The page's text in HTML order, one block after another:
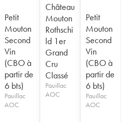
Petit
Mouton
Second
Vin
(CBO à
partir de
6 bts)
Pauillac
AOC
Château
Mouton
Rothschi
ld 1er
Grand
Cru
Classé
Pauillac
AOC
Petit
Mouton
Second
Vin
(CBO à
partir de
6 bts)
Pauillac
AOC